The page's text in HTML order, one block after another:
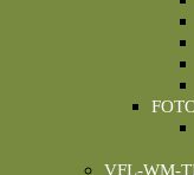
VFL-WM-